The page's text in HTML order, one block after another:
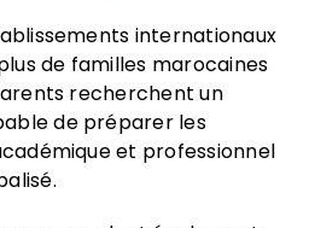
internationaux
de familles marocaines
recherchent un
de préparer les
et professionnel